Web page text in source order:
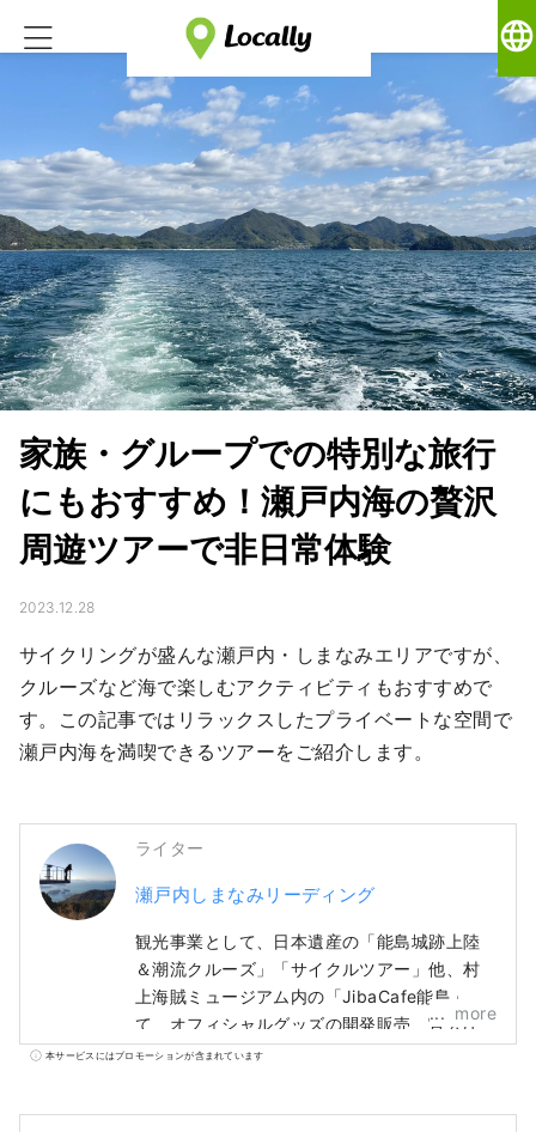
language
家族・グループでの特別な旅行
にもおすすめ！瀬戸内海の贅沢
周遊ツアーで非日常体験
2023.12.28
サイクリングが盛んな瀬戸内・しまなみエリアですが、
クルーズなど海で楽しむアクティビティもおすすめで
す。この記事ではリラックスしたプライベートな空間で
瀬戸内海を満喫できるツアーをご紹介します。
ライター
瀬戸内しまなみリーディング
観光事業として、日本遺産の「能島城跡上陸
＆潮流クルーズ」「サイクルツアー」他、村
上海賊ミュージアム内の「JibaCafe能島」に
て、オフィシャルグッズの開発販売、官公庁
向け誘客サービスを行っています。また、ロ
more
本サービスにはプロモーションが含まれています